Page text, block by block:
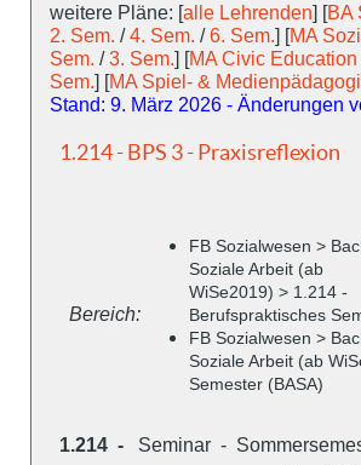
weitere Pläne: [alle Lehrenden] [BA
2. Sem. /4. Sem. /6. Sem.] [MA
Sem. /3. Sem.] [MA Civic Education
Sem.] [MA Spiel- &
Stand: 9. März 2026 - Änderungen
1.214 - BPS 3 - Praxisreflexion
Bereich:
FB Sozialwesen >
Soziale Arbeit (ab
WiSe2019) > 1.214 -
Berufspraktisches
FB Sozialwesen >
Soziale Arbeit (ab
Semester (BASA)
1.214 - Seminar -